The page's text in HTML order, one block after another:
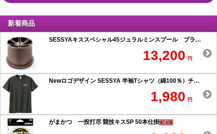
新着商品
SESSYAキススペシャル45ジュラルミンスプール ブラウン
13,200 円
Newロゴデザイン SESSYA 半袖Tシャツ（綿100％）チャコール
1,980 円
がまかつ 一投打尽 競技キスSP 50本仕掛